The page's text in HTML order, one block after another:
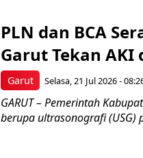
Garut
PLN dan BCA
Garut Tekan AKI
Selasa, 21 Jul 2026 -
GARUT – Pemerintah
berupa ultrasonografi (USG)